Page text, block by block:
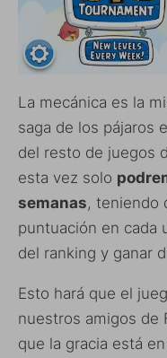
La mecánica es la
saga de los pájaros
del resto de juegos
esta vez solo
semanas, teniendo
puntuación en cada
del ranking y ganar
Esto hará que el
nuestros amigos de
que la gracia está